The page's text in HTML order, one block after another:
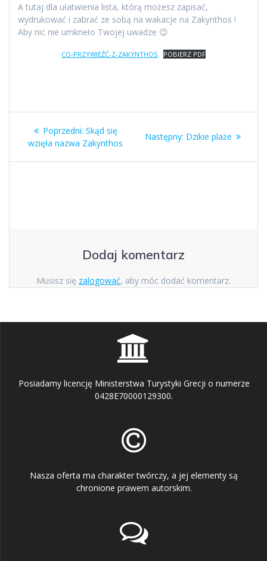
A tutaj dla ułatwienia lista, którą możesz zapisać,
wydrukować i zabrać ze sobą na wakacje na Zakynthos !
Aby nic nie umkneło Twojej uwadze 😉
CO-PRZYWIEŹĆ-Z-ZAKYNTHOS POBIERZ PDF
Nawigacja
wpisu
Poprzedni: Poprzedni
wpis:
Skąd się
wzięła nazwa Zakynthos
Następny: Następny
Dzikie plaże
Dodaj komentarz
Musisz się zalogować, aby móc dodać komentarz.
Posiadamy licencję Ministerstwa Turystyki Grecji o numerze
0428E70000129300.
Nasza oferta ma charakter twórczy, a jej elementy są
chronione prawem autorskim.